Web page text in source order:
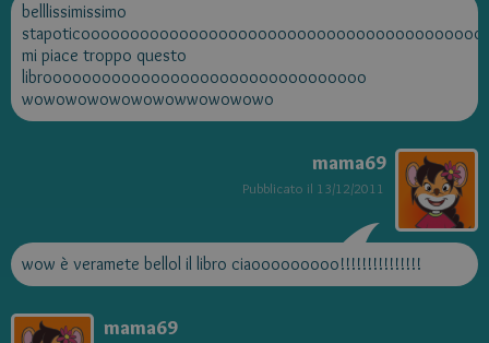
belllissimissimo
mi piace troppo questo
librooooooooooooooooooooooooooooooooo
wowowowowowowowwowowowo
mama69
Pubblicato il 13/12/2011
wow è veramete bellol il libro ciaooooooooo!!!!!!!!!!!!!!!
mama69